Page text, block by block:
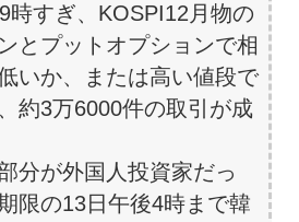
時すぎ、KOSPI12月物の
とプットオプションで相
いか、または高い値段で
約3万6000件の取引が成
分が外国人投資家だっ
限の13日午後4時まで韓